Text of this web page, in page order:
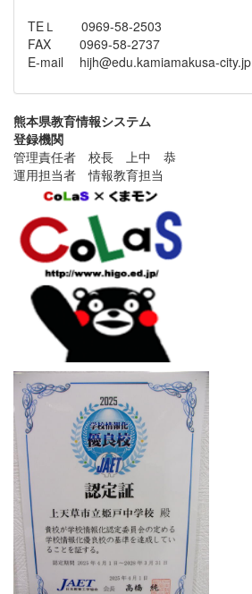
TEＬ 0969-58-2503
FAX 0969-58-2737
E-mail hijh@edu.kamiamakusa-city.jp
熊本県教育情報システム
登録機関
管理責任者 校長 上中 恭
運用担当者 情報教育担当